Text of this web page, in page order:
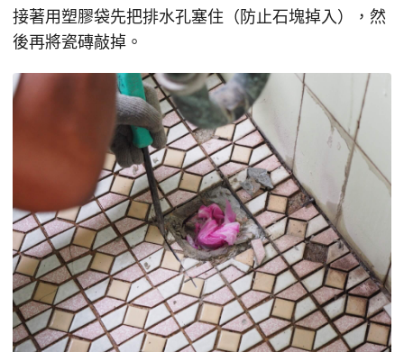
接著用塑膠袋先把排水孔塞住（防止石塊掉入），然
後再將瓷磚敲掉。